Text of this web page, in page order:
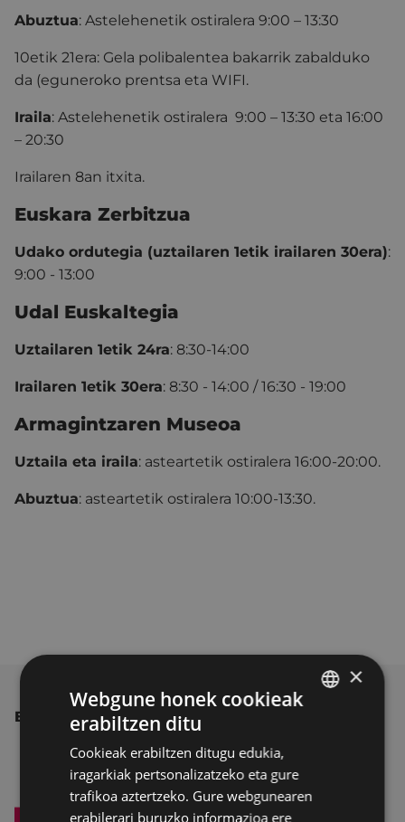
Abuztua: Astelehenetik ostiralera 9:00 – 13:30
10etik 21era: Gela polibalentea bakarrik zabalduko
da (eguneroko prentsa eta WIFI.
Iraila: Astelehenetik ostiralera 9:00 – 13:30 eta 16:00
– 20:30
Irailaren 8an itxita.
Euskara Zerbitzua
Udako ordutegia (uztailaren 1etik irailaren 30era):
9:00 - 13:00
Udal Euskaltegia
Uztailaren 1etik 24ra: 8:30-14:00
Irailaren 1etik 30era: 8:30 - 14:00 / 16:30 - 19:00
Armagintzaren Museoa
Uztaila eta iraila: asteartetik ostiralera 16:00-20:00.
Abuztua: asteartetik ostiralera 10:00-13:30.
BESTE ALBISTE BATZUK
×
Webgune honek cookieak
erabiltzen ditu
Cookieak erabiltzen ditugu edukia,
iragarkiak pertsonalizatzeko eta gure
trafikoa aztertzeko. Gure webgunearen
erabilerari buruzko informazioa ere